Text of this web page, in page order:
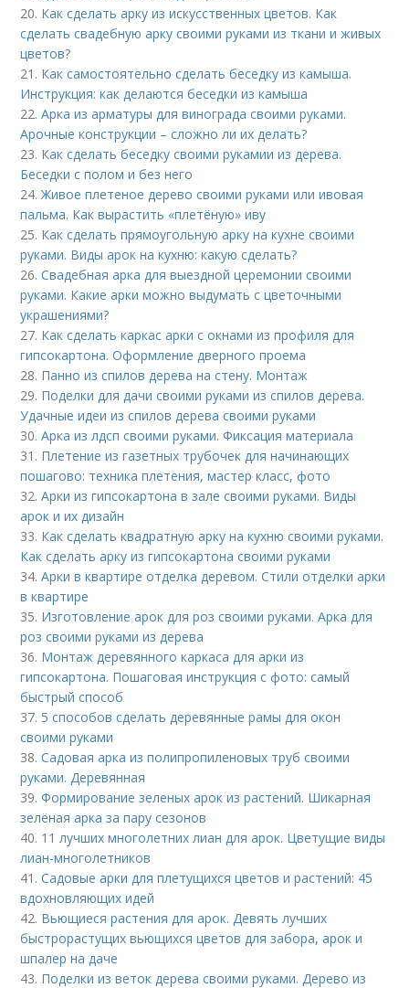
20. Как сделать арку из искусственных цветов. Как
сделать свадебную арку своими руками из ткани и живых
цветов?
21. Как самостоятельно сделать беседку из камыша.
Инструкция: как делаются беседки из камыша
22.Арка из арматуры для винограда своими руками.
Арочные конструкции – сложно ли их делать?
23. Как сделать беседку своими рукамии из дерева.
Беседки с полом и без него
24.Живое плетеное дерево своими руками или ивовая
пальма. Как вырастить «плетёную» иву
25. Как сделать прямоугольную арку на кухне своими
руками. Виды арок на кухню: какую сделать?
26.Свадебная арка для выездной церемонии своими
руками. Какие арки можно выдумать с цветочными
украшениями?
27. Как сделать каркас арки с окнами из профиля для
гипсокартона. Оформление дверного проема
28. Панно из спилов дерева на стену. Монтаж
29. Поделки для дачи своими руками из спилов дерева.
Удачные идеи из спилов дерева своими руками
30.Арка из лдсп своими руками. Фиксация материала
31. Плетение из газетных трубочек для начинающих
пошагово: техника плетения, мастер класс, фото
32.Арки из гипсокартона в зале своими руками. Виды
арок и их дизайн
33. Как сделать квадратную арку на кухню своими руками.
Как сделать арку из гипсокартона своими руками
34.Арки в квартире отделка деревом. Стили отделки арки
в квартире
35. Изготовление арок для роз своими руками. Арка для
роз своими руками из дерева
36. Монтаж деревянного каркаса для арки из
гипсокартона. Пошаговая инструкция с фото: самый
быстрый способ
37. 5 способов сделать деревянные рамы для окон
своими руками
38.Садовая арка из полипропиленовых труб своими
руками. Деревянная
39.Формирование зеленых арок из растений. Шикарная
зелёная арка за пару сезонов
40. 11 лучших многолетних лиан для арок. Цветущие виды
лиан-многолетников
41.Садовые арки для плетущихся цветов и растений: 45
вдохновляющих идей
42. Вьющиеся растения для арок. Девять лучших
быстрорастущих вьющихся цветов для забора, арок и
шпалер на даче
43. Поделки из веток дерева своими руками. Дерево из